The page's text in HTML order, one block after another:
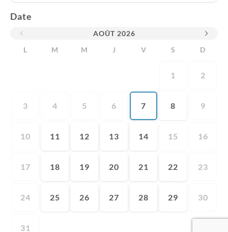
Date
AOÛT 2026
L
M M J V S D
1 2
3 4 5 6 7 8 9
10 11 12 13 14 15 16
17 18 19 20 21 22 23
24 25 26 27 28 29 30
31